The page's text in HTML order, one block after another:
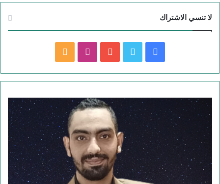
لا تنسي الاشتراك
ي
و
ك
و
ت
ر
و
ي
و
ب
ن
ت
ق
ر
ا
ل
ص
ا
ل
م